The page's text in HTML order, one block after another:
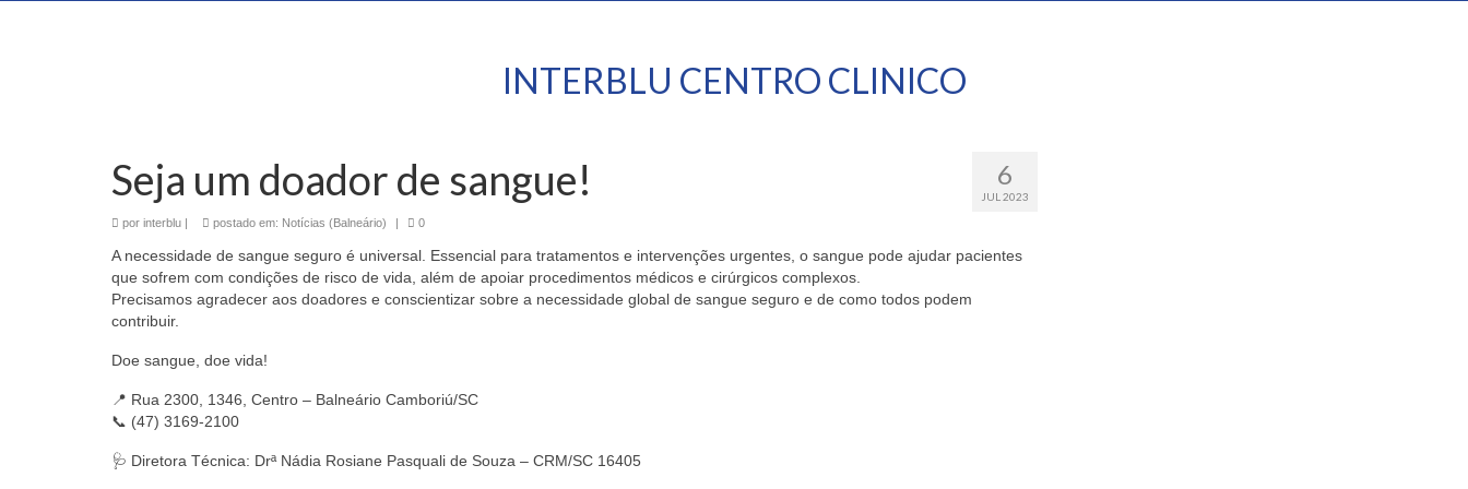
INTERBLU CENTRO CLINICO
6
JUL 2023
Seja um doador de sangue!
por interblu | postado em: Notícias (Balneário) | 0
A necessidade de sangue seguro é universal. Essencial para tratamentos e intervenções urgentes, o sangue pode ajudar pacientes
que sofrem com condições de risco de vida, além de apoiar procedimentos médicos e cirúrgicos complexos.
Precisamos agradecer aos doadores e conscientizar sobre a necessidade global de sangue seguro e de como todos podem
contribuir.
Doe sangue, doe vida!
📍 Rua 2300, 1346, Centro – Balneário Camboriú/SC
📞 (47) 3169-2100
🩺 Diretora Técnica: Drª Nádia Rosiane Pasquali de Souza – CRM/SC 16405